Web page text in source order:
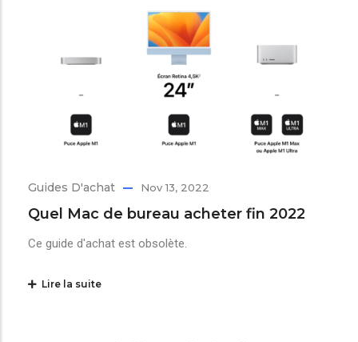
Guides D'achat Nov 13, 2022
Quel Mac de bureau acheter fin 2022
Ce guide d'achat est obsolète.
Lire la suite